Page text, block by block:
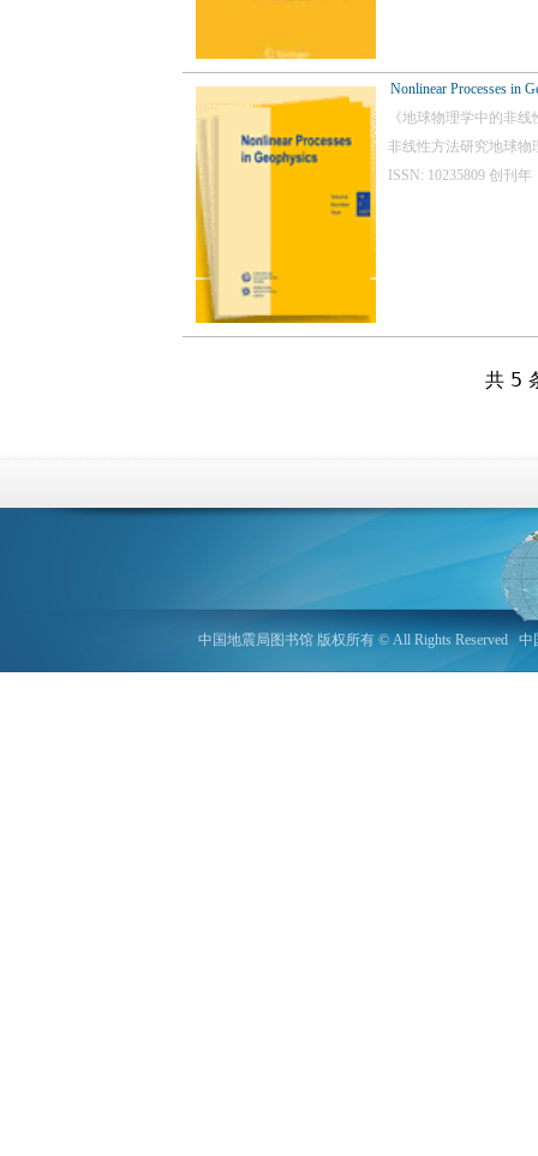
Nonlinear Processes in
《地球物理学中的非
非线性方法研究地球物
ISSN: 10235809 创刊
共 5
中国地震局图书馆 版权所有 © All Rights Reserved 中